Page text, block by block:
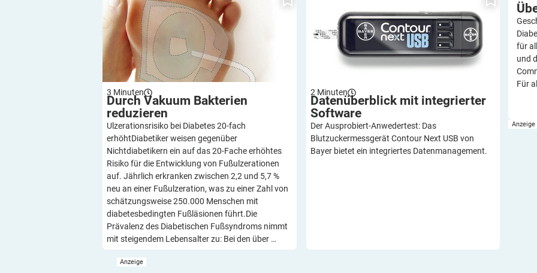
3 Minuten
Durch Vakuum Bakterien
reduzieren
Ulzerationsrisiko bei Diabetes 20-fach
erhöhtDiabetiker weisen gegenüber
Nichtdiabetikern ein auf das 20-Fache erhöhtes
Risiko für die Entwicklung von Fußulzerationen
auf. Jährlich erkranken zwischen 2,2 und 5,7 %
neu an einer Fußulzeration, was zu einer Zahl von
schätzungsweise 250.000 Menschen mit
diabetesbedingten Fußläsionen führt.Die
Prävalenz des Diabetischen Fußsyndroms nimmt
mit steigendem Lebensalter zu: Bei den über …
2 Minuten
Datenüberblick mit integrierter
Software
Der Ausprobiert-Anwedertest: Das
Blutzuckermessgerät Contour Next USB von
Bayer bietet ein integriertes Datenmanagement.
für
und
Für